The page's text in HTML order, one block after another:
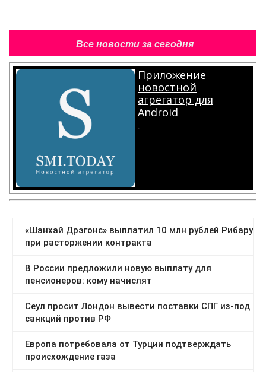
Все новости за сегодня
Приложение
новостной
агрегатор для
Android
.